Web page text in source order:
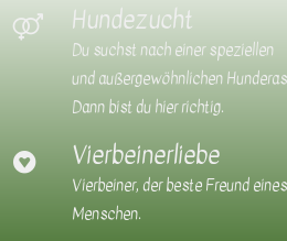
Hundezucht
Du suchst nach einer speziellen
und außergewöhnlichen
Dann bist du hier richtig.
Vierbeinerliebe
Vierbeiner, der beste Freund eines
Menschen.